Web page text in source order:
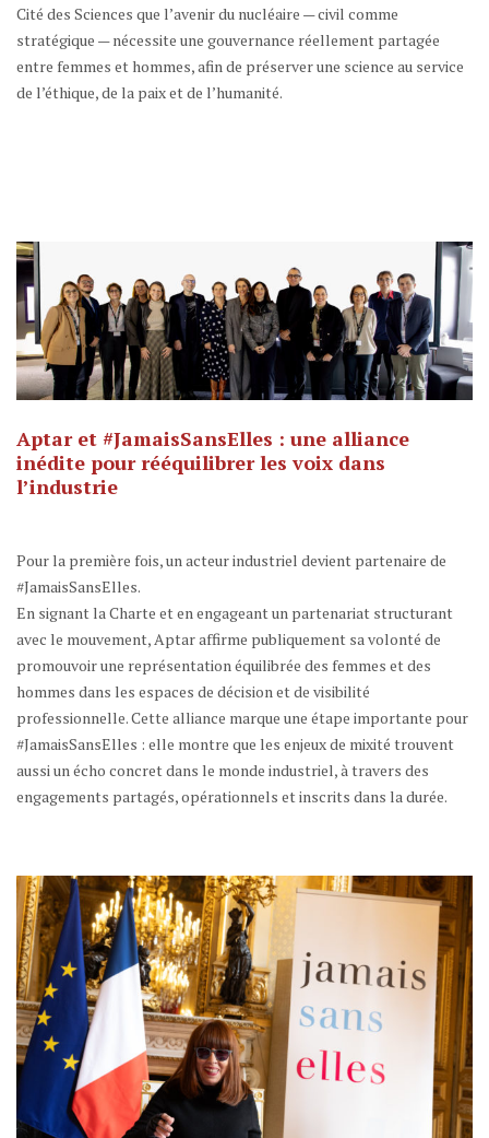
Cité des Sciences que l’avenir du nucléaire — civil comme
stratégique — nécessite une gouvernance réellement partagée
entre femmes et hommes, afin de préserver une science au service
de l’éthique, de la paix et de l’humanité.
Aptar et #JamaisSansElles : une alliance
inédite pour rééquilibrer les voix dans
l’industrie
Pour la première fois, un acteur industriel devient partenaire de
#JamaisSansElles.
En signant la Charte et en engageant un partenariat structurant
avec le mouvement, Aptar affirme publiquement sa volonté de
promouvoir une représentation équilibrée des femmes et des
hommes dans les espaces de décision et de visibilité
professionnelle. Cette alliance marque une étape importante pour
#JamaisSansElles : elle montre que les enjeux de mixité trouvent
aussi un écho concret dans le monde industriel, à travers des
engagements partagés, opérationnels et inscrits dans la durée.